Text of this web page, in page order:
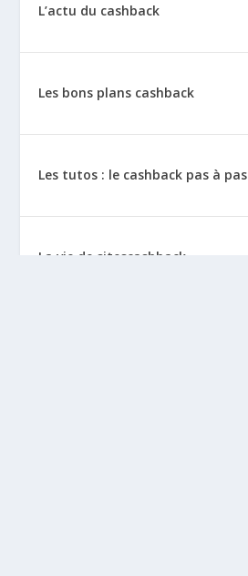
L’actu du cashback
Les bons plans cashback
Les tutos : le cashback pas à pas
La vie de sitescashback